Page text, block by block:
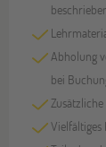
Abholung
bei